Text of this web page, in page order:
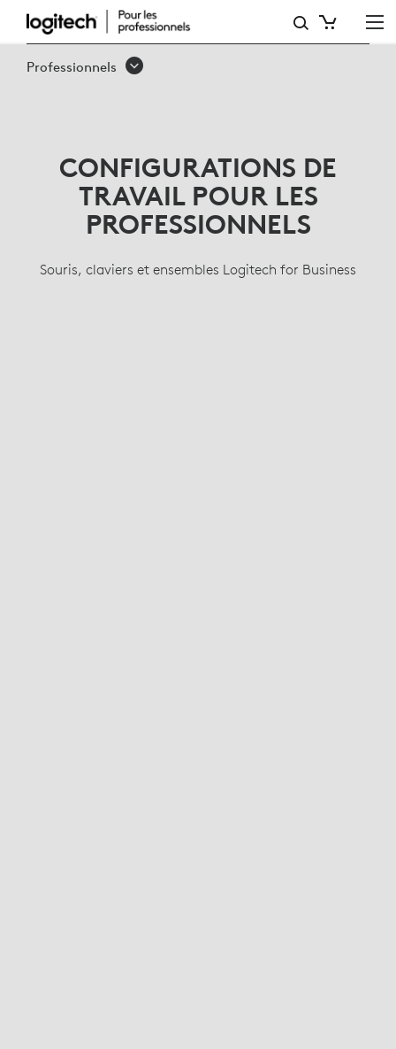
CLAVIERS
PROFESSIONNELS,
GAMME
ERGONOMIQUE
Professionnels
CONFIGURATIONS DE
TRAVAIL POUR LES
PROFESSIONNELS
Souris, claviers et ensembles Logitech for Business